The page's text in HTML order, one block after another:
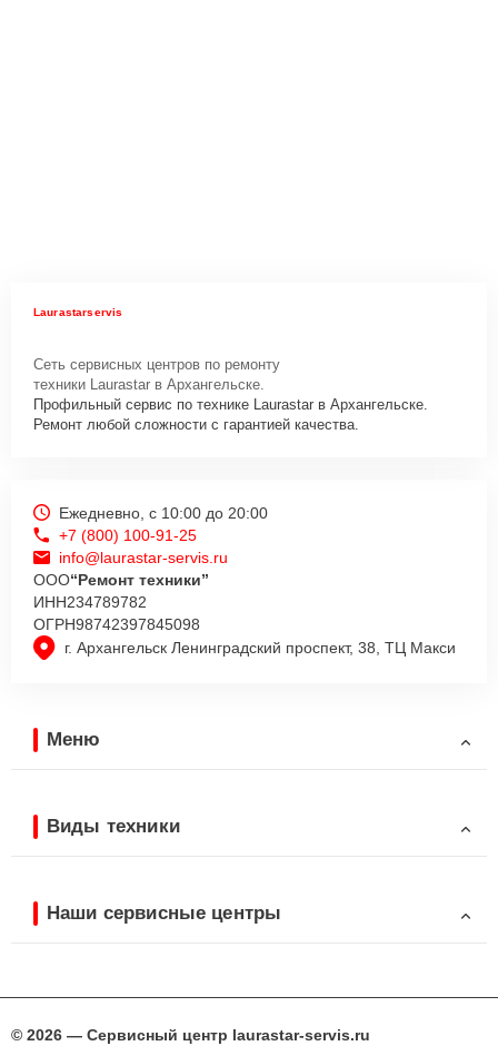
Laurastarservis
Сеть сервисных центров по ремонту
техники Laurastar в Архангельске.
Профильный сервис по технике Laurastar в Архангельске.
Ремонт любой сложности с гарантией качества.
г. Архангельск Ленинградский проспект, 38, ТЦ Макси
Ежедневно, с 10:00 до 20:00
+7 (800) 100-91-25
info@laurastar-servis.ru
ООО“Ремонт техники”
ИНН234789782
ОГРН98742397845098
Меню
Виды техники
Наши сервисные центры
© 2026 — Сервисный центр laurastar-servis.ru